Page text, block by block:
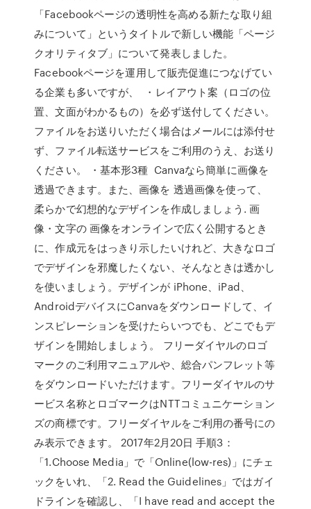
「Facebookページの透明性を高める新たな取り組
みについて」というタイトルで新しい機能「ページ
クオリティタブ」について発表しました。
Facebookページを運用して販売促進につなげてい
る企業も多いですが、 ・レイアウト案（ロゴの位
置、文面がわかるもの）を必ず送付してください。
ファイルをお送りいただく場合はメールには添付せ
ず、ファイル転送サービスをご利用のうえ、お送り
ください。 ・基本形3種 Canvaなら簡単に画像を
透過できます。また、画像を 透過画像を使って、
柔らかで幻想的なデザインを作成しましょう. 画
像・文字の 画像をオンラインで広く公開するとき
に、作成元をはっきり示したいけれど、大きなロゴ
でデザインを邪魔したくない、そんなときは透かし
を使いましょう。デザインが iPhone、iPad、
AndroidデバイスにCanvaをダウンロードして、イ
ンスピレーションを受けたらいつでも、どこでもデ
ザインを開始しましょう。 フリーダイヤルのロゴ
マークのご利用マニュアルや、総合パンフレット等
をダウンロードいただけます。フリーダイヤルのサ
ービス名称とロゴマークはNTTコミュニケーション
ズの商標です。フリーダイヤルをご利用の番号にの
み表示できます。 2017年2月20日 手順3：
「1.Choose Media」で「Online(low-res)」にチェ
ックをいれ、「2. Read the Guidelines」ではガイ
ドラインを確認し、「I have read and accept the